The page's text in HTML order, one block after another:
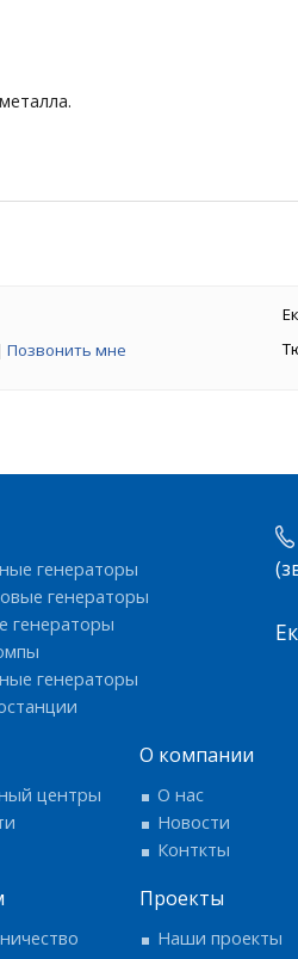
Позвонить мне
генераторы
генераторы
генераторы
генераторы
центры
О компании
О нас
Новости
Конткты
Проекты
Наши проекты